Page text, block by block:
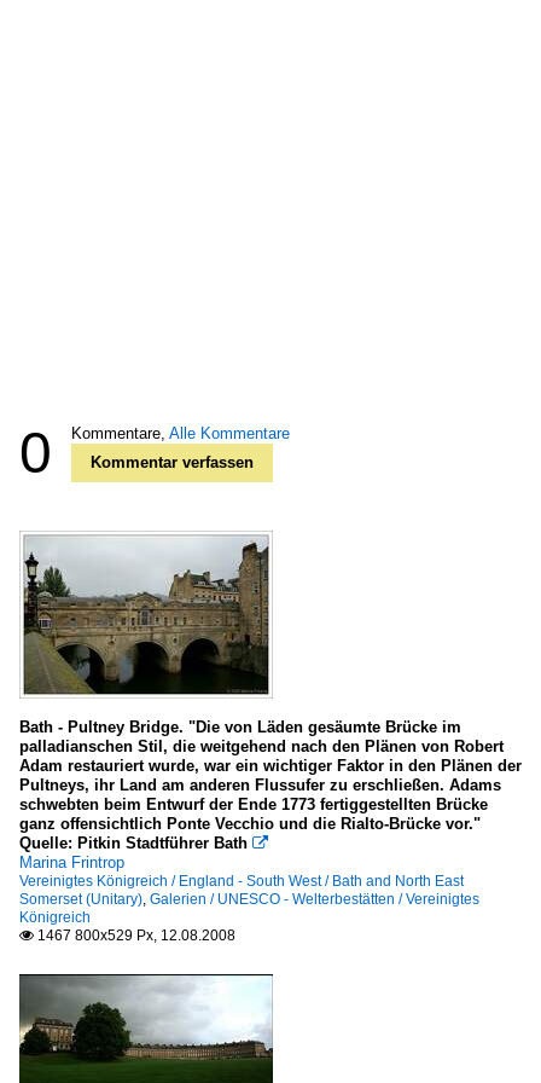
0 Kommentare, Alle Kommentare
Kommentar verfassen
Bath - Pultney Bridge. "Die von Läden gesäumte Brücke im
palladianschen Stil, die weitgehend nach den Plänen von Robert
Adam restauriert wurde, war ein wichtiger Faktor in den Plänen der
Pultneys, ihr Land am anderen Flussufer zu erschließen. Adams
schwebten beim Entwurf der Ende 1773 fertiggestellten Brücke
ganz offensichtlich Ponte Vecchio und die Rialto-Brücke vor."
Quelle: Pitkin Stadtführer Bath 
Marina Frintrop
Vereinigtes Königreich / England - South West / Bath and North East
Somerset (Unitary), Galerien / UNESCO - Welterbestätten / Vereinigtes
Königreich
 1467 800x529 Px, 12.08.2008